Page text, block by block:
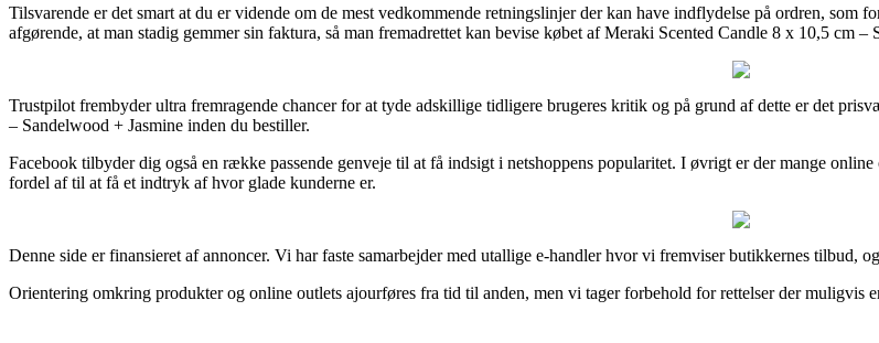
Tilsvarende er det smart at du er vidende om de mest vedkommende retningslinjer der kan have indflydelse på ordren, som
afgørende, at man stadig gemmer sin faktura, så man fremadrettet kan bevise købet af Meraki Scented Candle 8 x 10,5 cm
Trustpilot frembyder ultra fremragende chancer for at tyde adskillige tidligere brugeres kritik og på grund af dette er det
– Sandelwood + Jasmine inden du bestiller.
Facebook tilbyder dig også en række passende genveje til at få indsigt i netshoppens popularitet. I øvrigt er der mange
fordel af til at få et indtryk af hvor glade kunderne er.
Denne side er finansieret af annoncer. Vi har faste samarbejder med utallige e-handler hvor vi fremviser butikkernes tilbud,
Orientering omkring produkter og online outlets ajourføres fra tid til anden, men vi tager forbehold for rettelser der muligvis